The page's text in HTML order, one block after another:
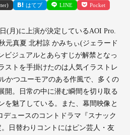
はてブ LINE Pocket
(月)に上演が決定しているAOI Pro.
元真夏 北村諒 かみちぃ(ジェラード
ビジュアルとあらすじが解禁となっ
ストを手掛けたのは人気イラストレ
かつユーモアのある作風で、多くの
開。日常の中に潜む瞬間を切り取る
を魅了している。また、幕間映像と
デュースのコントドラマ『スナック
⽇替わりコントにはピン芸⼈・友